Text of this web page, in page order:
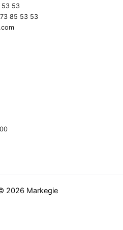
53 53
85 53 53
2026 Markegie